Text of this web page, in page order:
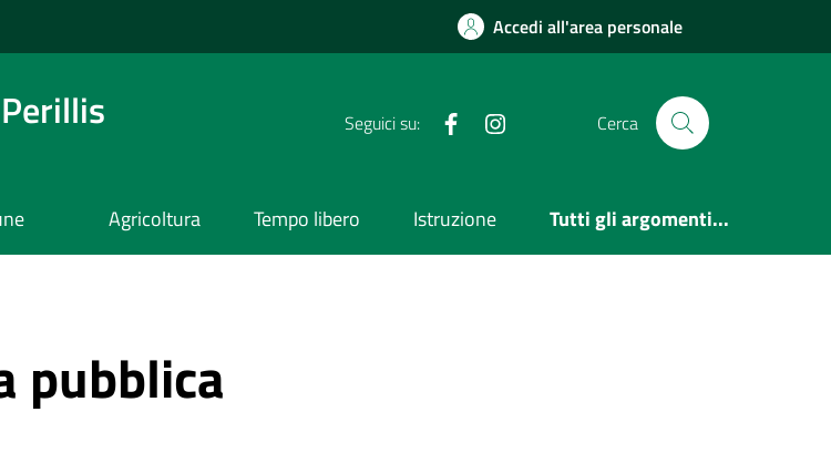
Accedi all'area personale
Seguici su: Facebook Cerca
Agricoltura Tempo libero Istruzione Tutti gli argomenti...
pubblica